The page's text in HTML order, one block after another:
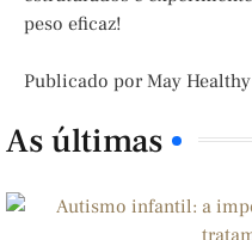
peso eficaz!
Publicado por May
As últimas